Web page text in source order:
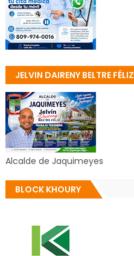
JELVIN DAIRENY BELTRE FÉLIZ
Alcalde de Jaquimeyes
BLOCK KHOURY